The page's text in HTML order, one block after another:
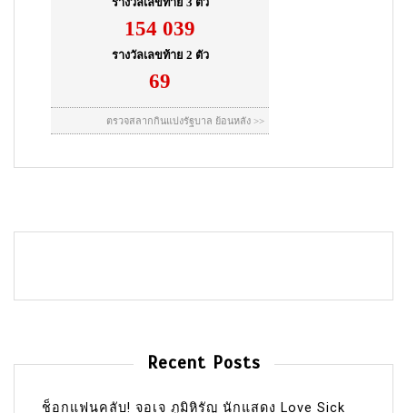
Recent Posts
ช็อกแฟนคลับ! จอเจ ภูมิหิรัญ นักแสดง Love Sick